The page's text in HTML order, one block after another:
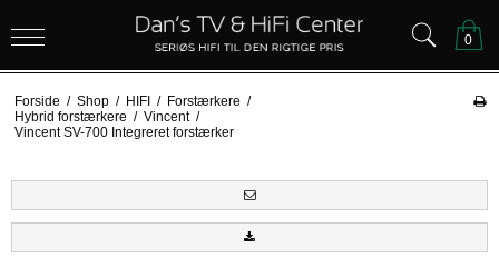
0
Forside / Shop / HIFI / Forstærkere /
Hybrid forstærkere / Vincent /
Vincent SV-700 Integreret forstærker